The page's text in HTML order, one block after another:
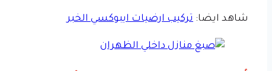
شاهد ايضا: تركيب ارضيات ايبوكسي الخبر